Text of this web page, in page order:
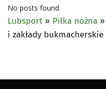
No posts found.
Lubsport » Piłka nożna »
i zakłady bukmacherskie